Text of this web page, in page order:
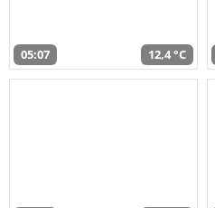
05:07 12,4 °C